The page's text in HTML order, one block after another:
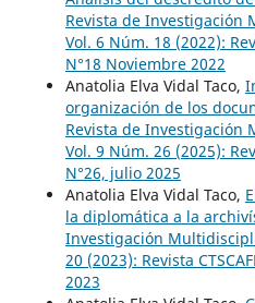
Revista de Investigación
Vol. 6 Núm. 18 (2022):
N°18 Noviembre 2022
Anatolia Elva Vidal Taco,
organización de los
Revista de Investigación
Vol. 9 Núm. 26 (2025):
N°26, julio 2025
Anatolia Elva Vidal Taco,
la diplomática a la
Investigación
20 (2023): Revista
2023